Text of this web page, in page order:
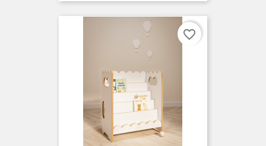
favorite_border